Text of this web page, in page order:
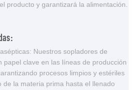
producto y garantizará la alimentación.
Nuestros sopladores de
papel clave en las líneas de producción
procesos limpios y estériles
de la materia prima hasta el llenado